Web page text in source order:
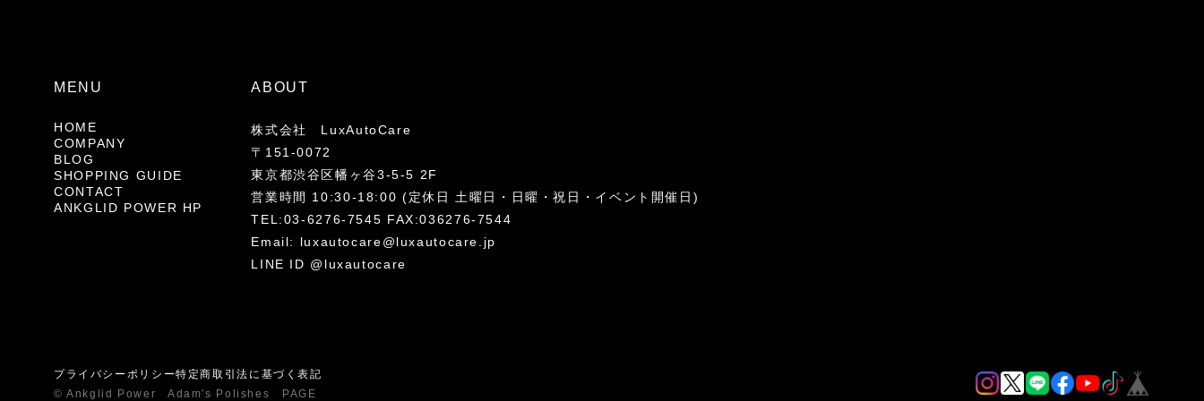
ABOUT
株式会社 LuxAutoCare
〒151-0072
東京都渋谷区幡ヶ谷3-5-5 2F
営業時間 10:30-18:00 (定休日 土曜日・日曜・祝日・イベント開催日)
TEL:03-6276-7545 FAX:036276-7544
Email: luxautocare@luxautocare.jp
LINE ID @luxautocare
MENU
HOME
COMPANY
BLOG
SHOPPING GUIDE
CONTACT
ANKGLID POWER HP
プライバシーポリシー特定商取引法に基づく表記
© Ankglid Power Adam's Polishes PAGE